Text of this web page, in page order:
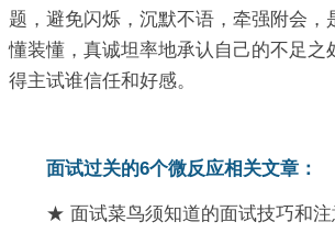
题，避免闪烁，沉默不语，牵强附会，
懂装懂，真诚坦率地承认自己的不足之
得主试谁信任和好感。
面试过关的6个微反应相关文章：
★ 面试菜鸟须知道的面试技巧和